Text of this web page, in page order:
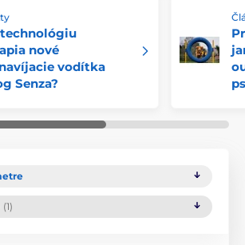
nové
vodítka
Senza?
(1)